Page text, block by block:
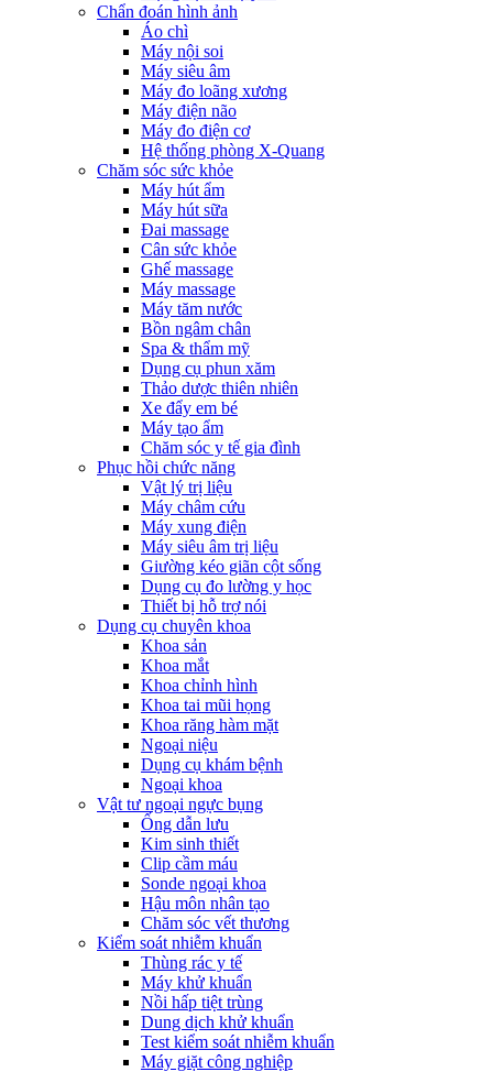
Chẩn đoán hình ảnh
Áo chì
Máy nội soi
Máy siêu âm
Máy đo loãng xương
Máy điện não
Máy đo điện cơ
Hệ thống phòng X-Quang
Chăm sóc sức khỏe
Máy hút ẩm
Máy hút sữa
Đai massage
Cân sức khỏe
Ghế massage
Máy massage
Máy tăm nước
Bồn ngâm chân
Spa & thẩm mỹ
Dụng cụ phun xăm
Thảo dược thiên nhiên
Xe đẩy em bé
Máy tạo ẩm
Chăm sóc y tế gia đình
Phục hồi chức năng
Vật lý trị liệu
Máy châm cứu
Máy xung điện
Máy siêu âm trị liệu
Giường kéo giãn cột sống
Dụng cụ đo lường y học
Thiết bị hỗ trợ nói
Dụng cụ chuyên khoa
Khoa sản
Khoa mắt
Khoa chỉnh hình
Khoa tai mũi họng
Khoa răng hàm mặt
Ngoại niệu
Dụng cụ khám bệnh
Ngoại khoa
Vật tư ngoại ngực bụng
Ống dẫn lưu
Kim sinh thiết
Clip cầm máu
Sonde ngoại khoa
Hậu môn nhân tạo
Chăm sóc vết thương
Kiểm soát nhiễm khuẩn
Thùng rác y tế
Máy khử khuẩn
Nồi hấp tiệt trùng
Dung dịch khử khuẩn
Test kiểm soát nhiễm khuẩn
Máy giặt công nghiệp